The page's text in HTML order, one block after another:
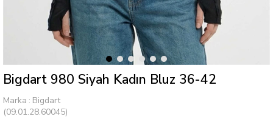
Bigdart 980 Siyah Kadın Bluz 36-42
Marka : Bigdart
(09.01.28.60045)